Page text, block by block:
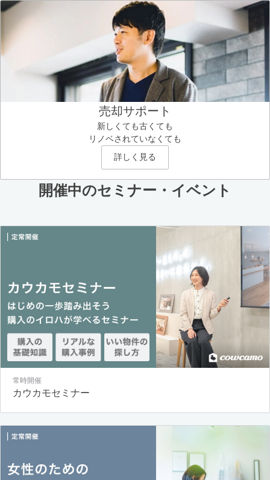
売却サポート
新しくても古くても
リノベされていなくても
詳しく見る
開催中のセミナー・イベント
常時開催
カウカモセミナー